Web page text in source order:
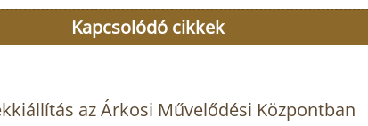
Kapcsolódó cikkek
az Árkosi Művelődési Központban